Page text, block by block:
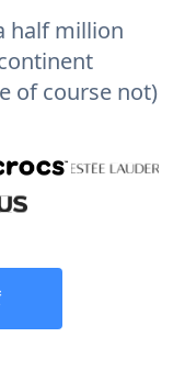
half million
of course not)